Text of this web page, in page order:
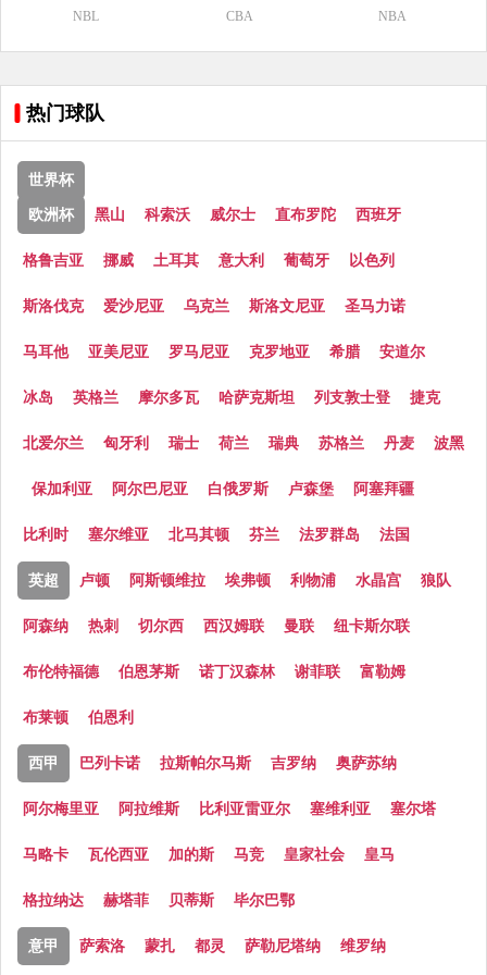
NBL CBA NBA
热门球队
世界杯
欧洲杯 黑山 科索沃 威尔士 直布罗陀 西班牙
格鲁吉亚 挪威 土耳其 意大利 葡萄牙 以色列
斯洛伐克 爱沙尼亚 乌克兰 斯洛文尼亚 圣马力诺
马耳他 亚美尼亚 罗马尼亚 克罗地亚 希腊 安道尔
冰岛 英格兰 摩尔多瓦 哈萨克斯坦 列支敦士登 捷克
北爱尔兰 匈牙利 瑞士 荷兰 瑞典 苏格兰 丹麦 波黑
保加利亚 阿尔巴尼亚 白俄罗斯 卢森堡 阿塞拜疆
比利时 塞尔维亚 北马其顿 芬兰 法罗群岛 法国
英超 卢顿 阿斯顿维拉 埃弗顿 利物浦 水晶宫 狼队
阿森纳 热刺 切尔西 西汉姆联 曼联 纽卡斯尔联
布伦特福德 伯恩茅斯 诺丁汉森林 谢菲联 富勒姆
布莱顿 伯恩利
西甲 巴列卡诺 拉斯帕尔马斯 吉罗纳 奥萨苏纳
阿尔梅里亚 阿拉维斯 比利亚雷亚尔 塞维利亚 塞尔塔
马略卡 瓦伦西亚 加的斯 马竞 皇家社会 皇马
格拉纳达 赫塔菲 贝蒂斯 毕尔巴鄂
意甲 萨索洛 蒙扎 都灵 萨勒尼塔纳 维罗纳